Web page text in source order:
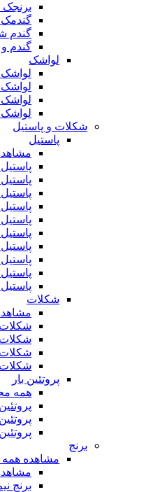
برنجک
گندم
گندم
لواشک
لواشک
لواشک
لواشک
شکلات و پاستیل
پاستیل
شکلات
شکلات
شکلات
شکلات
پروتئین بار
همه
برنج
مشاهده همه
برنج